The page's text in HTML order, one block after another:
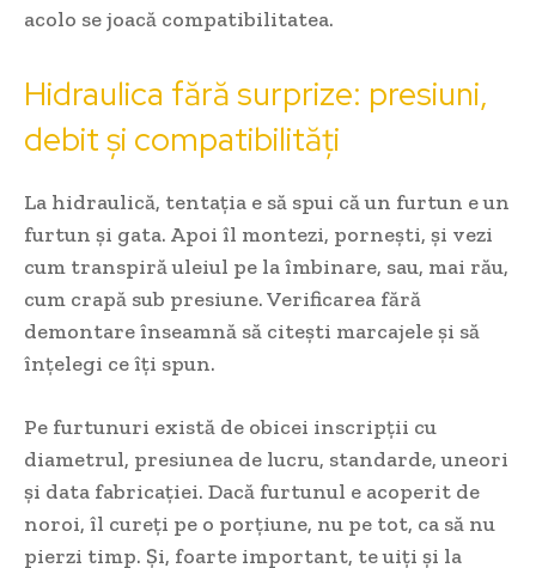
acolo se joacă compatibilitatea.
Hidraulica fără surprize: presiuni,
debit și compatibilități
La hidraulică, tentația e să spui că un furtun e un
furtun și gata. Apoi îl montezi, pornești, și vezi
cum transpiră uleiul pe la îmbinare, sau, mai rău,
cum crapă sub presiune. Verificarea fără
demontare înseamnă să citești marcajele și să
înțelegi ce îți spun.
Pe furtunuri există de obicei inscripții cu
diametrul, presiunea de lucru, standarde, uneori
și data fabricației. Dacă furtunul e acoperit de
noroi, îl cureți pe o porțiune, nu pe tot, ca să nu
pierzi timp. Și, foarte important, te uiți și la